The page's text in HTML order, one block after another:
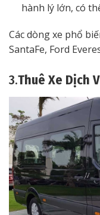
hành lý lớn, có
Các dòng xe phổ
SantaFe, Ford
3.Thuê Xe Dịch